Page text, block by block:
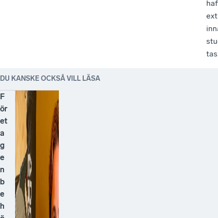
DU KANSKE OCKSÅ VILL LÄSA
F
ör
et
a
g
e
n
b
e
h